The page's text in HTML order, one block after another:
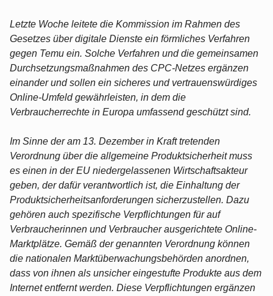
Letzte Woche leitete die Kommission im Rahmen des
Gesetzes über digitale Dienste ein förmliches Verfahren
gegen Temu ein. Solche Verfahren und die gemeinsamen
Durchsetzungsmaßnahmen des CPC-Netzes ergänzen
einander und sollen ein sicheres und vertrauenswürdiges
Online-Umfeld gewährleisten, in dem die
Verbraucherrechte in Europa umfassend geschützt sind.
Im Sinne der am 13. Dezember in Kraft tretenden
Verordnung über die allgemeine Produktsicherheit muss
es einen in der EU niedergelassenen Wirtschaftsakteur
geben, der dafür verantwortlich ist, die Einhaltung der
Produktsicherheitsanforderungen sicherzustellen. Dazu
gehören auch spezifische Verpflichtungen für auf
Verbraucherinnen und Verbraucher ausgerichtete Online-
Marktplätze. Gemäß der genannten Verordnung können
die nationalen Marktüberwachungsbehörden anordnen,
dass von ihnen als unsicher eingestufte Produkte aus dem
Internet entfernt werden. Diese Verpflichtungen ergänzen